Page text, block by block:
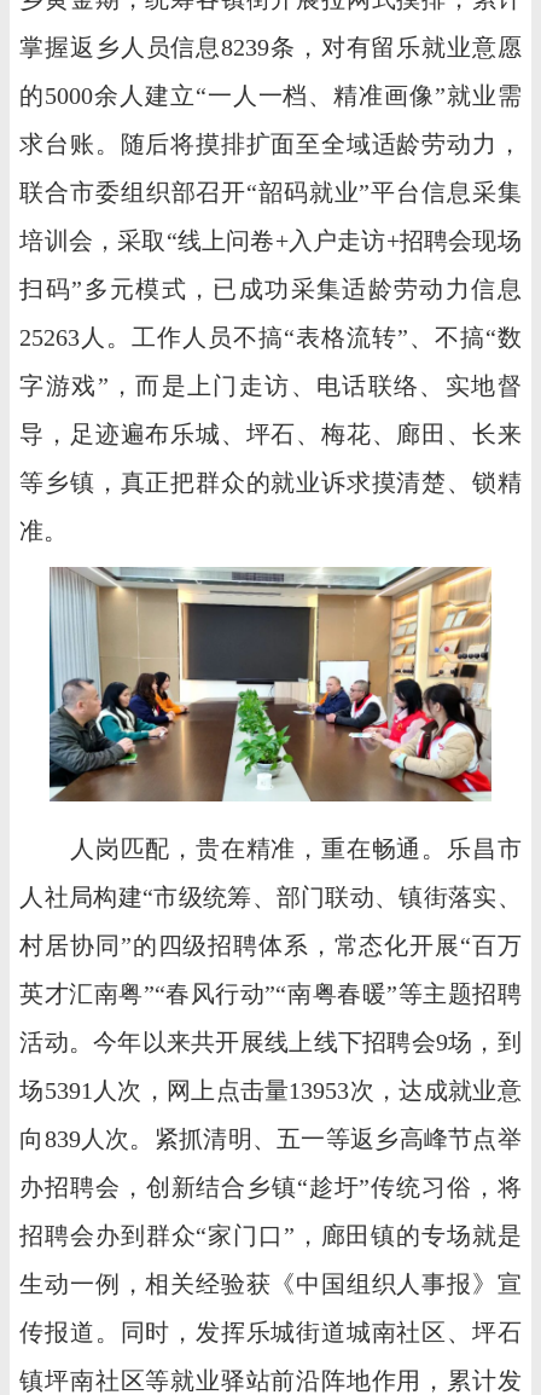
掌握返乡人员信息8239条，对有留乐就业意愿
的5000余人建立“一人一档、精准画像”就业需
求台账。随后将摸排扩面至全域适龄劳动力，
联合市委组织部召开“韶码就业”平台信息采集
培训会，采取“线上问卷+入户走访+招聘会现场
扫码”多元模式，已成功采集适龄劳动力信息
25263人。工作人员不搞“表格流转”、不搞“数
字游戏”，而是上门走访、电话联络、实地督
导，足迹遍布乐城、坪石、梅花、廊田、长来
等乡镇，真正把群众的就业诉求摸清楚、锁精
准。
人岗匹配，贵在精准，重在畅通。乐昌市
人社局构建“市级统筹、部门联动、镇街落实、
村居协同”的四级招聘体系，常态化开展“百万
英才汇南粤”“春风行动”“南粤春暖”等主题招聘
活动。今年以来共开展线上线下招聘会9场，到
场5391人次，网上点击量13953次，达成就业意
向839人次。紧抓清明、五一等返乡高峰节点举
办招聘会，创新结合乡镇“趁圩”传统习俗，将
招聘会办到群众“家门口”，廊田镇的专场就是
生动一例，相关经验获《中国组织人事报》宣
传报道。同时，发挥乐城街道城南社区、坪石
镇坪南社区等就业驿站前沿阵地作用，累计发